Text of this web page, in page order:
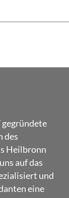
gegründete
des
Heilbronn
auf das
und
eine